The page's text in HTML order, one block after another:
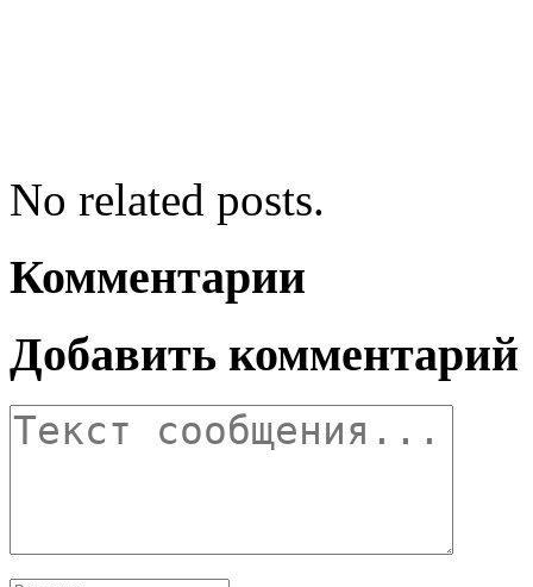
No related posts.
Комментарии
Добавить комментарий